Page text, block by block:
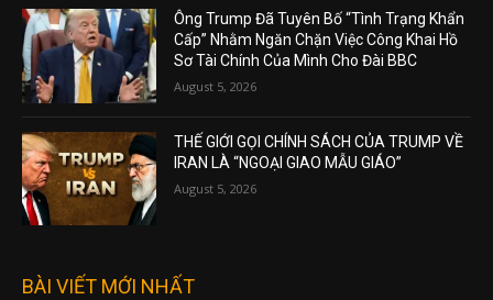
Ông Trump Đã Tuyên Bố “Tình Trạng Khẩn
Cấp” Nhằm Ngăn Chặn Việc Công Khai Hồ
Sơ Tài Chính Của Mình Cho Đài BBC
August 5, 2026
THẾ GIỚI GỌI CHÍNH SÁCH CỦA TRUMP VỀ
IRAN LÀ “NGOẠI GIAO MẪU GIÁO”
August 5, 2026
BÀI VIẾT MỚI NHẤT